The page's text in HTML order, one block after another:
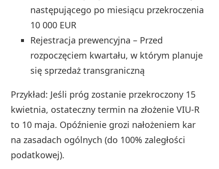
następującego po miesiącu przekroczenia
10 000 EUR
Rejestracja prewencyjna – Przed
rozpoczęciem kwartału, w którym planuje
się sprzedaż transgraniczną
Przykład: Jeśli próg zostanie przekroczony 15
kwietnia, ostateczny termin na złożenie VIU-R
to 10 maja. Opóźnienie grozi nałożeniem kar
na zasadach ogólnych (do 100% zaległości
podatkowej).